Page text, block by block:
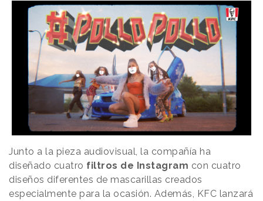
Junto a la pieza audiovisual, la compañía ha
diseñado cuatro filtros de Instagram con cuatro
diseños diferentes de mascarillas creados
especialmente para la ocasión. Además, KFC lanzará